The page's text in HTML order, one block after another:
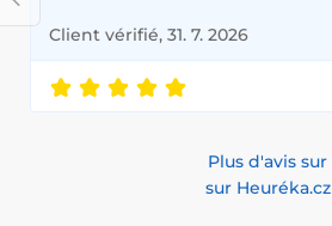
Client vérifié, 31. 7. 2026
Plus d'avis sur
sur Heuréka.cz